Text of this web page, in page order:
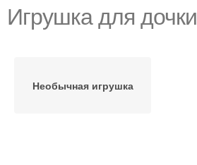
Игрушка для дочки
Необычная игрушка